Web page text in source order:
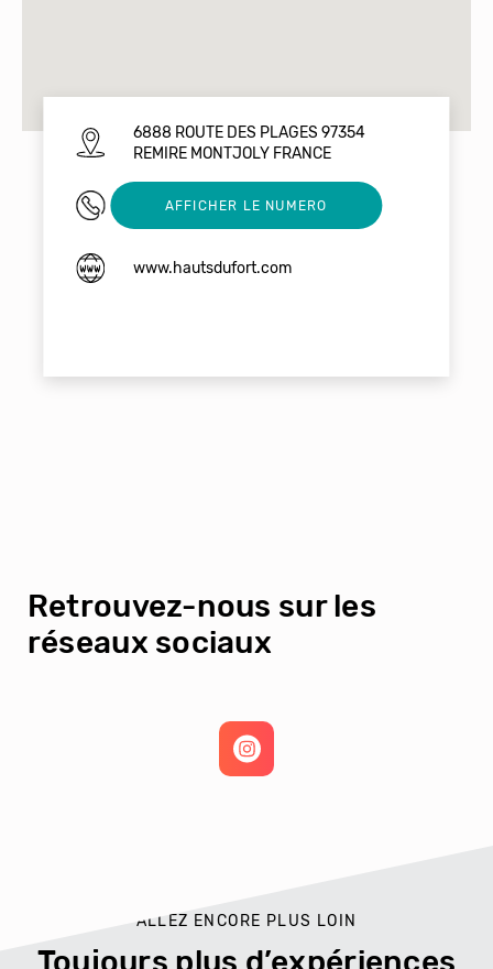
6888 ROUTE DES PLAGES 97354
REMIRE MONTJOLY FRANCE
0694921402
AFFICHER LE NUMERO
www.hautsdufort.com
Retrouvez-nous sur les
réseaux sociaux
ALLEZ ENCORE PLUS LOIN